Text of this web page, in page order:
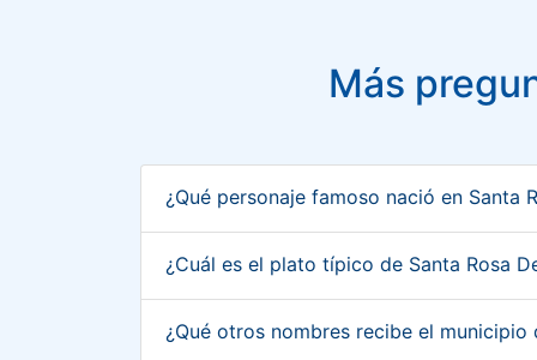
Más
¿Qué personaje famoso nació en
¿Cuál es el plato típico de Santa Rosa
¿Qué otros nombres recibe el